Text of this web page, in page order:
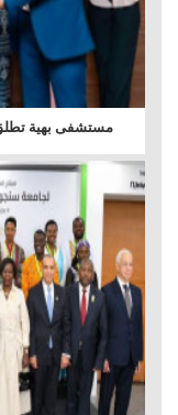
مستشفى بهية